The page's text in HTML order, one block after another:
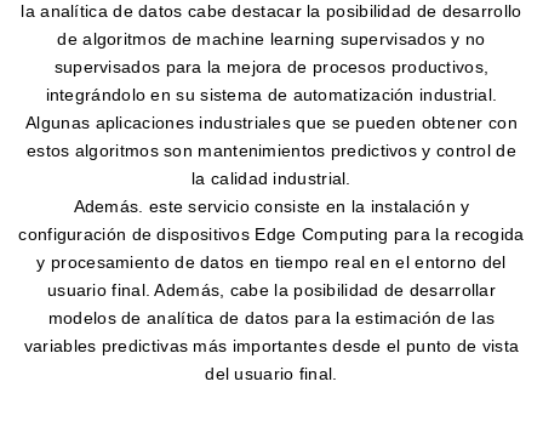
la analítica de datos cabe destacar la posibilidad de desarrollo
de algoritmos de machine learning supervisados y no
supervisados para la mejora de procesos productivos,
integrándolo en su sistema de automatización industrial.
Algunas aplicaciones industriales que se pueden obtener con
estos algoritmos son mantenimientos predictivos y control de
la calidad industrial.
Además. este servicio consiste en la instalación y
configuración de dispositivos Edge Computing para la recogida
y procesamiento de datos en tiempo real en el entorno del
usuario final. Además, cabe la posibilidad de desarrollar
modelos de analítica de datos para la estimación de las
variables predictivas más importantes desde el punto de vista
del usuario final.